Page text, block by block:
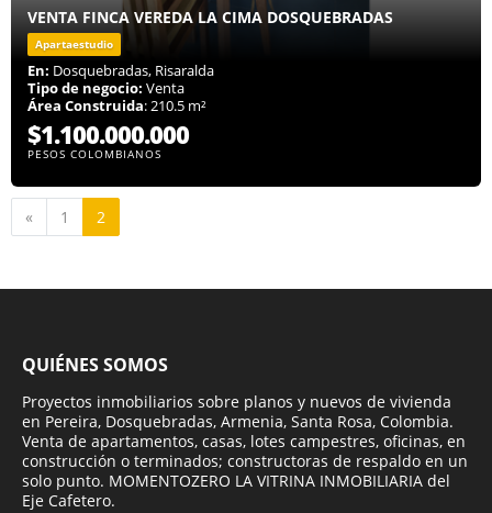
VENTA FINCA VEREDA LA CIMA DOSQUEBRADAS
Apartaestudio
En: Dosquebradas, Risaralda
Tipo de negocio: Venta
Área Construida: 210.5 m²
$1.100.000.000
PESOS COLOMBIANOS
« Anterior
1 2
QUIÉNES SOMOS
Proyectos inmobiliarios sobre planos y nuevos de vivienda
en Pereira, Dosquebradas, Armenia, Santa Rosa, Colombia.
Venta de apartamentos, casas, lotes campestres, oficinas, en
construcción o terminados; constructoras de respaldo en un
solo punto. MOMENTOZERO LA VITRINA INMOBILIARIA del
Eje Cafetero.